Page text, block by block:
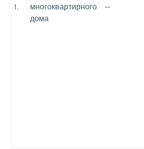
1.
многоквартирного
дома
—